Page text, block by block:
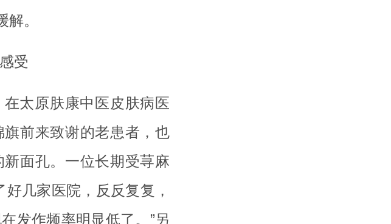
。
受
太原肤康中医皮肤病医
前来致谢的老患者，也
面孔。一位长期受荨麻
几家医院，反反复复，
发作频率明显低了。”另